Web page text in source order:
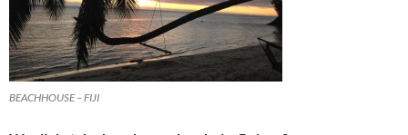
BEACHHOUSE – FIJI